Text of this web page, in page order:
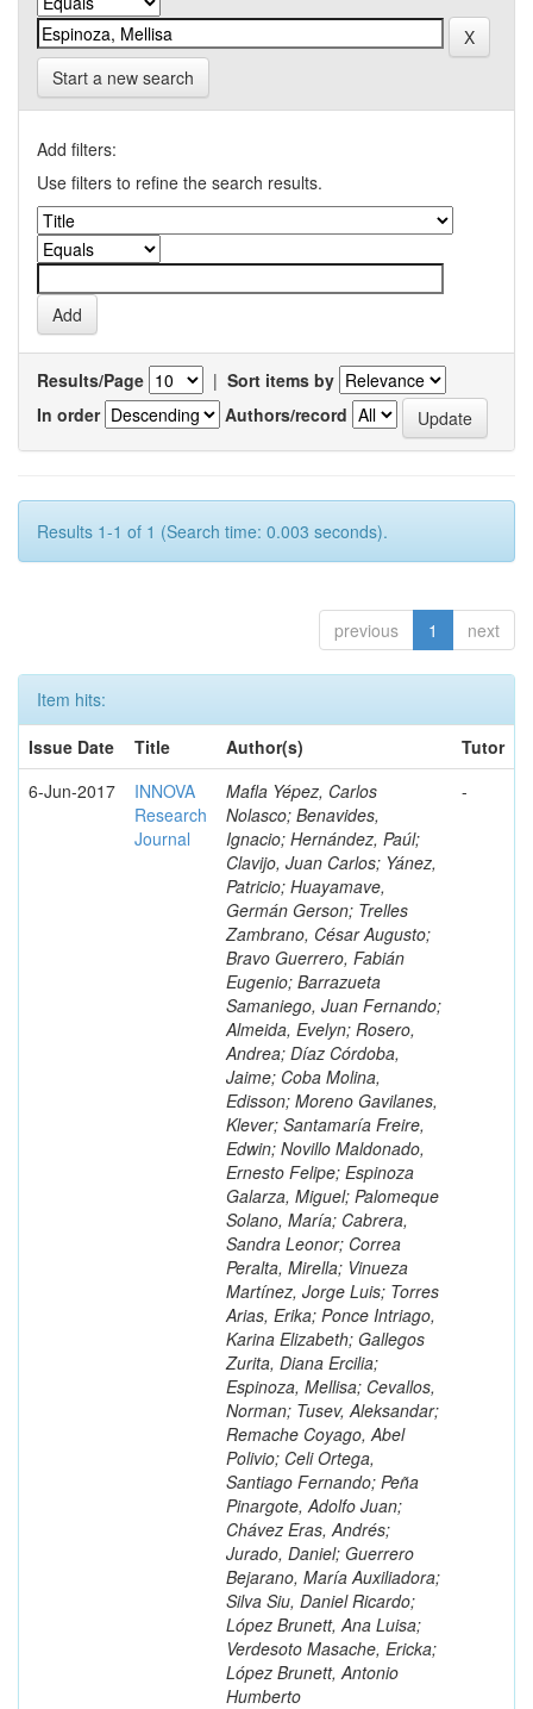
Start a new search
Add filters:
Use filters to refine the search results.
Results/Page | Sort items by
In order
Authors/record
Results 1-1 of 1 (Search time: 0.003 seconds).
previous 1 next
Item hits:
Issue Date
Title Author(s)
Tutor
6-Jun-2017
INNOVA
Research
Journal
Mafla Yépez, Carlos
Nolasco; Benavides,
Ignacio; Hernández, Paúl;
Clavijo, Juan Carlos; Yánez,
Patricio; Huayamave,
Germán Gerson; Trelles
Zambrano, César Augusto;
Bravo Guerrero, Fabián
Eugenio; Barrazueta
Samaniego, Juan Fernando;
Almeida, Evelyn; Rosero,
Andrea; Díaz Córdoba,
Jaime; Coba Molina,
Edisson; Moreno Gavilanes,
Klever; Santamaría Freire,
Edwin; Novillo Maldonado,
Ernesto Felipe; Espinoza
Galarza, Miguel; Palomeque
Solano, María; Cabrera,
Sandra Leonor; Correa
Peralta, Mirella; Vinueza
Martínez, Jorge Luis; Torres
Arias, Erika; Ponce Intriago,
Karina Elizabeth; Gallegos
Zurita, Diana Ercilia;
Espinoza, Mellisa; Cevallos,
Norman; Tusev, Aleksandar;
Remache Coyago, Abel
Polivio; Celi Ortega,
Santiago Fernando; Peña
Pinargote, Adolfo Juan;
Chávez Eras, Andrés;
Jurado, Daniel; Guerrero
Bejarano, María Auxiliadora;
Silva Siu, Daniel Ricardo;
López Brunett, Ana Luisa;
Verdesoto Masache, Ericka;
López Brunett, Antonio
Humberto
-